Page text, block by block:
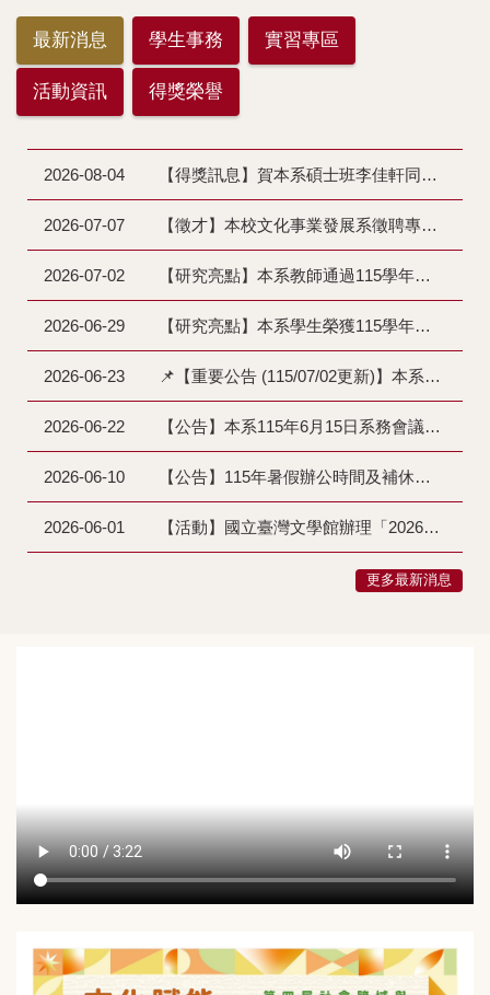
最新消息 學生事務 實習專區
活動資訊 得獎榮譽
2026-08-04 【得獎訊息】賀本系碩士班李佳軒同學第35屆金犢獎國際競賽得獎 (王雅璇老師指導)
2026-07-07 【徵才】本校文化事業發展系徵聘專任助理1名 (收件至115/08/31止)
2026-07-02 【研究亮點】本系教師通過115學年度教學實踐研究計畫
2026-06-29 【研究亮點】本系學生榮獲115學年度國科會大專學生計畫補助
2026-06-23 📌【重要公告 (115/07/02更新)】本系115-1學期課程異動
2026-06-22 【公告】本系115年6月15日系務會議通過修訂「大學部專題課程實施要點」第6點及第10點
2026-06-10 【公告】115年暑假辦公時間及補休調整
2026-06-01 【活動】國立臺灣文學館辦理「2026臺灣文學數位遊戲腳本徵選」(115/08/16截止)
更多最新消息